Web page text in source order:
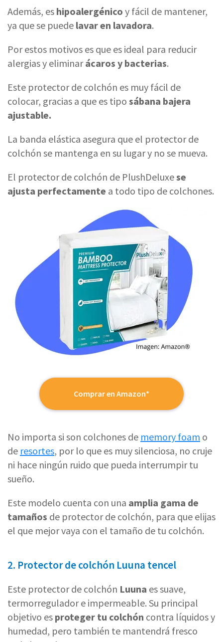
Además, es hipoalergénico y fácil de mantener,
ya que se puede lavar en lavadora.
Por estos motivos es que es ideal para reducir
alergias y eliminarácaros y bacterias.
Este protector de colchón es muy fácil de
colocar, gracias a que es tipo sábana bajera
ajustable.
La banda elástica asegura que el protector de
colchón se mantenga en su lugar y no se mueva.
El protector de colchón de PlushDeluxese
ajusta perfectamente a todo tipo de colchones.
Comprar en Amazon*
No importa si son colchones de memory foam o
de resortes, por lo que es muy silenciosa, no cruje
ni hace ningún ruido que pueda interrumpir tu
sueño.
Este modelo cuenta con una amplia gama de
tamaños de protector de colchón, para que elijas
el que mejor vaya con el tamaño de tu colchón.
2. Protector de colchón Luuna tencel
Este protector de colchón Luuna es suave,
termorregulador e impermeable. Su principal
objetivo es proteger tu colchón contra líquidos y
humedad, pero también te mantendrá fresco